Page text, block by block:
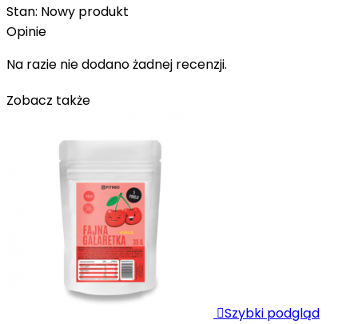
Stan: Nowy produkt
Opinie
Na razie nie dodano żadnej recenzji.
Zobacz także
Szybki podgląd